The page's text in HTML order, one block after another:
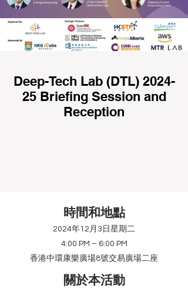
Deep-Tech Lab (DTL) 2024-
25 Briefing Session and
Reception
時間和地點
2024年12月3日星期二
4:00 PM – 6:00 PM
香港中環康樂廣場8號交易廣場二座
關於本活動